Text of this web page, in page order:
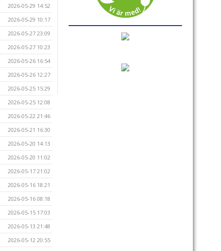
2026-05-29 14:52
2026-05-29 10:17
2026-05-27 23:09
2026-05-27 10:23
2026-05-26 16:54
2026-05-26 12:27
2026-05-25 15:29
2026-05-25 12:08
2026-05-22 21:46
2026-05-21 16:30
2026-05-20 14:13
2026-05-20 11:02
2026-05-17 21:02
2026-05-16 18:21
2026-05-16 08:18
2026-05-15 17:03
2026-05-13 21:48
2026-05-12 20:55